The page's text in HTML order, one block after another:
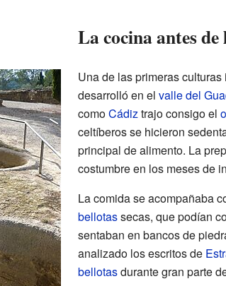
La cocina antes
Una de las primeras
desarrolló en el valle del
comoCádiztrajo consigo el
celtíberos se hicieron
principal de alimento. La
costumbre en los meses de
La comida se acompañaba
bellotassecas, que podían
sentaban en bancos de
analizado los escritos de
bellotasdurante gran parte